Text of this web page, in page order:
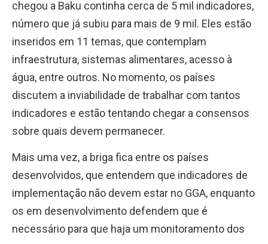
chegou a Baku continha cerca de 5 mil indicadores,
número que já subiu para mais de 9 mil. Eles estão
inseridos em 11 temas, que contemplam
infraestrutura, sistemas alimentares, acesso à
água, entre outros. No momento, os países
discutem a inviabilidade de trabalhar com tantos
indicadores e estão tentando chegar a consensos
sobre quais devem permanecer.
Mais uma vez, a briga fica entre os países
desenvolvidos, que entendem que indicadores de
implementação não devem estar no GGA, enquanto
os em desenvolvimento defendem que é
necessário para que haja um monitoramento dos